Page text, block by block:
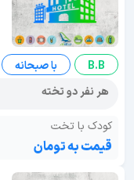
B.B
با صبحانه
هر نفر دو تخته
کودک با تخت
قیمت به تومان